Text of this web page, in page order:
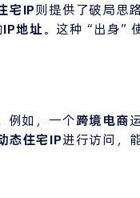
宅IP则提供了破局思
IP地址。这种“出身”
例如，一个跨境电商
态住宅IP进行访问，